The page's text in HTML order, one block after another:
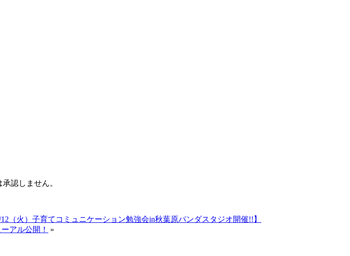
認しません。
火）子育てコミュニケーション勉強会in秋葉原パンダスタジオ開催!!】
アル公開！
»